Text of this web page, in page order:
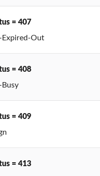
= 407
Expired-Out
= 408
Busy
= 409
= 413